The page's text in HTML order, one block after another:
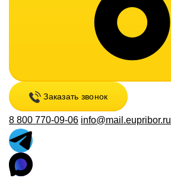
Заказать звонок
8 800 770-09-06 info@mail.eupribor.ru